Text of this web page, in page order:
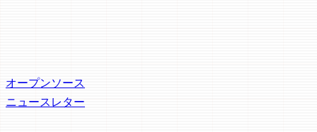
オープンソース
ニュースレター